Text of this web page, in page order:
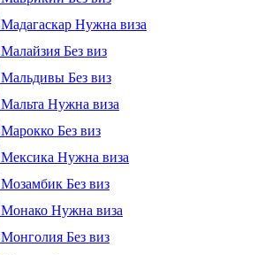
Мадагаскар Нужна виза
Малайзия Без виз
Мальдивы Без виз
Мальта Нужна виза
Марокко Без виз
Мексика Нужна виза
Мозамбик Без виз
Монако Нужна виза
Монголия Без виз